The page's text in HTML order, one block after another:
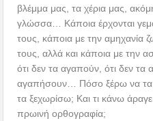
βλέμμα μας, τα χέρια μας,
γλώσσα… Κάποια έρχονται
τους, κάποια με την
τους, αλλά και κάποια με την
ότι δεν τα αγαπούν, ότι δεν
αγαπήσουν… Πόσο ξέρω να
τα ξεχωρίσω; Και τι κάνω
πρωινή ορθογραφία;